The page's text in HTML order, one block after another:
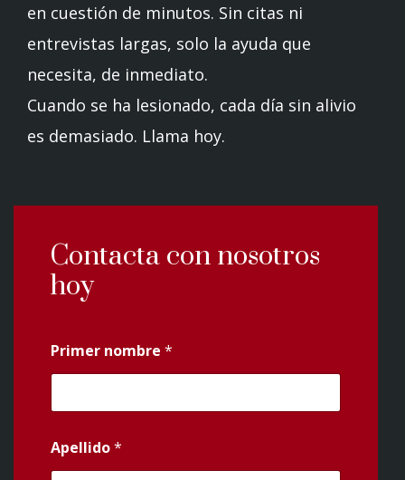
en cuestión de minutos. Sin citas ni
entrevistas largas, solo la ayuda que
necesita, de inmediato.
Cuando se ha lesionado, cada día sin alivio
es demasiado. Llama hoy.
Contacta con nosotros
hoy
Primer nombre *
Apellido*